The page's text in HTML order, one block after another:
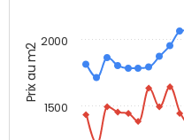
Prix au m2
1500
2000